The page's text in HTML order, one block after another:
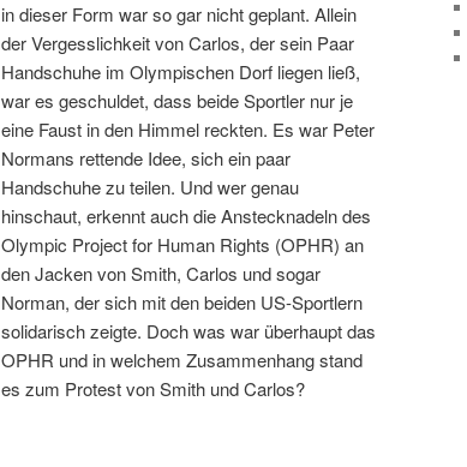
in dieser Form war so gar nicht geplant. Allein
der Vergesslichkeit von Carlos, der sein Paar
Handschuhe im Olympischen Dorf liegen ließ,
war es geschuldet, dass beide Sportler nur je
eine Faust in den Himmel reckten. Es war Peter
Normans rettende Idee, sich ein paar
Handschuhe zu teilen. Und wer genau
hinschaut, erkennt auch die Anstecknadeln des
Olympic Project for Human Rights (OPHR) an
den Jacken von Smith, Carlos und sogar
Norman, der sich mit den beiden US-Sportlern
solidarisch zeigte. Doch was war überhaupt das
OPHR und in welchem Zusammenhang stand
es zum Protest von Smith und Carlos?